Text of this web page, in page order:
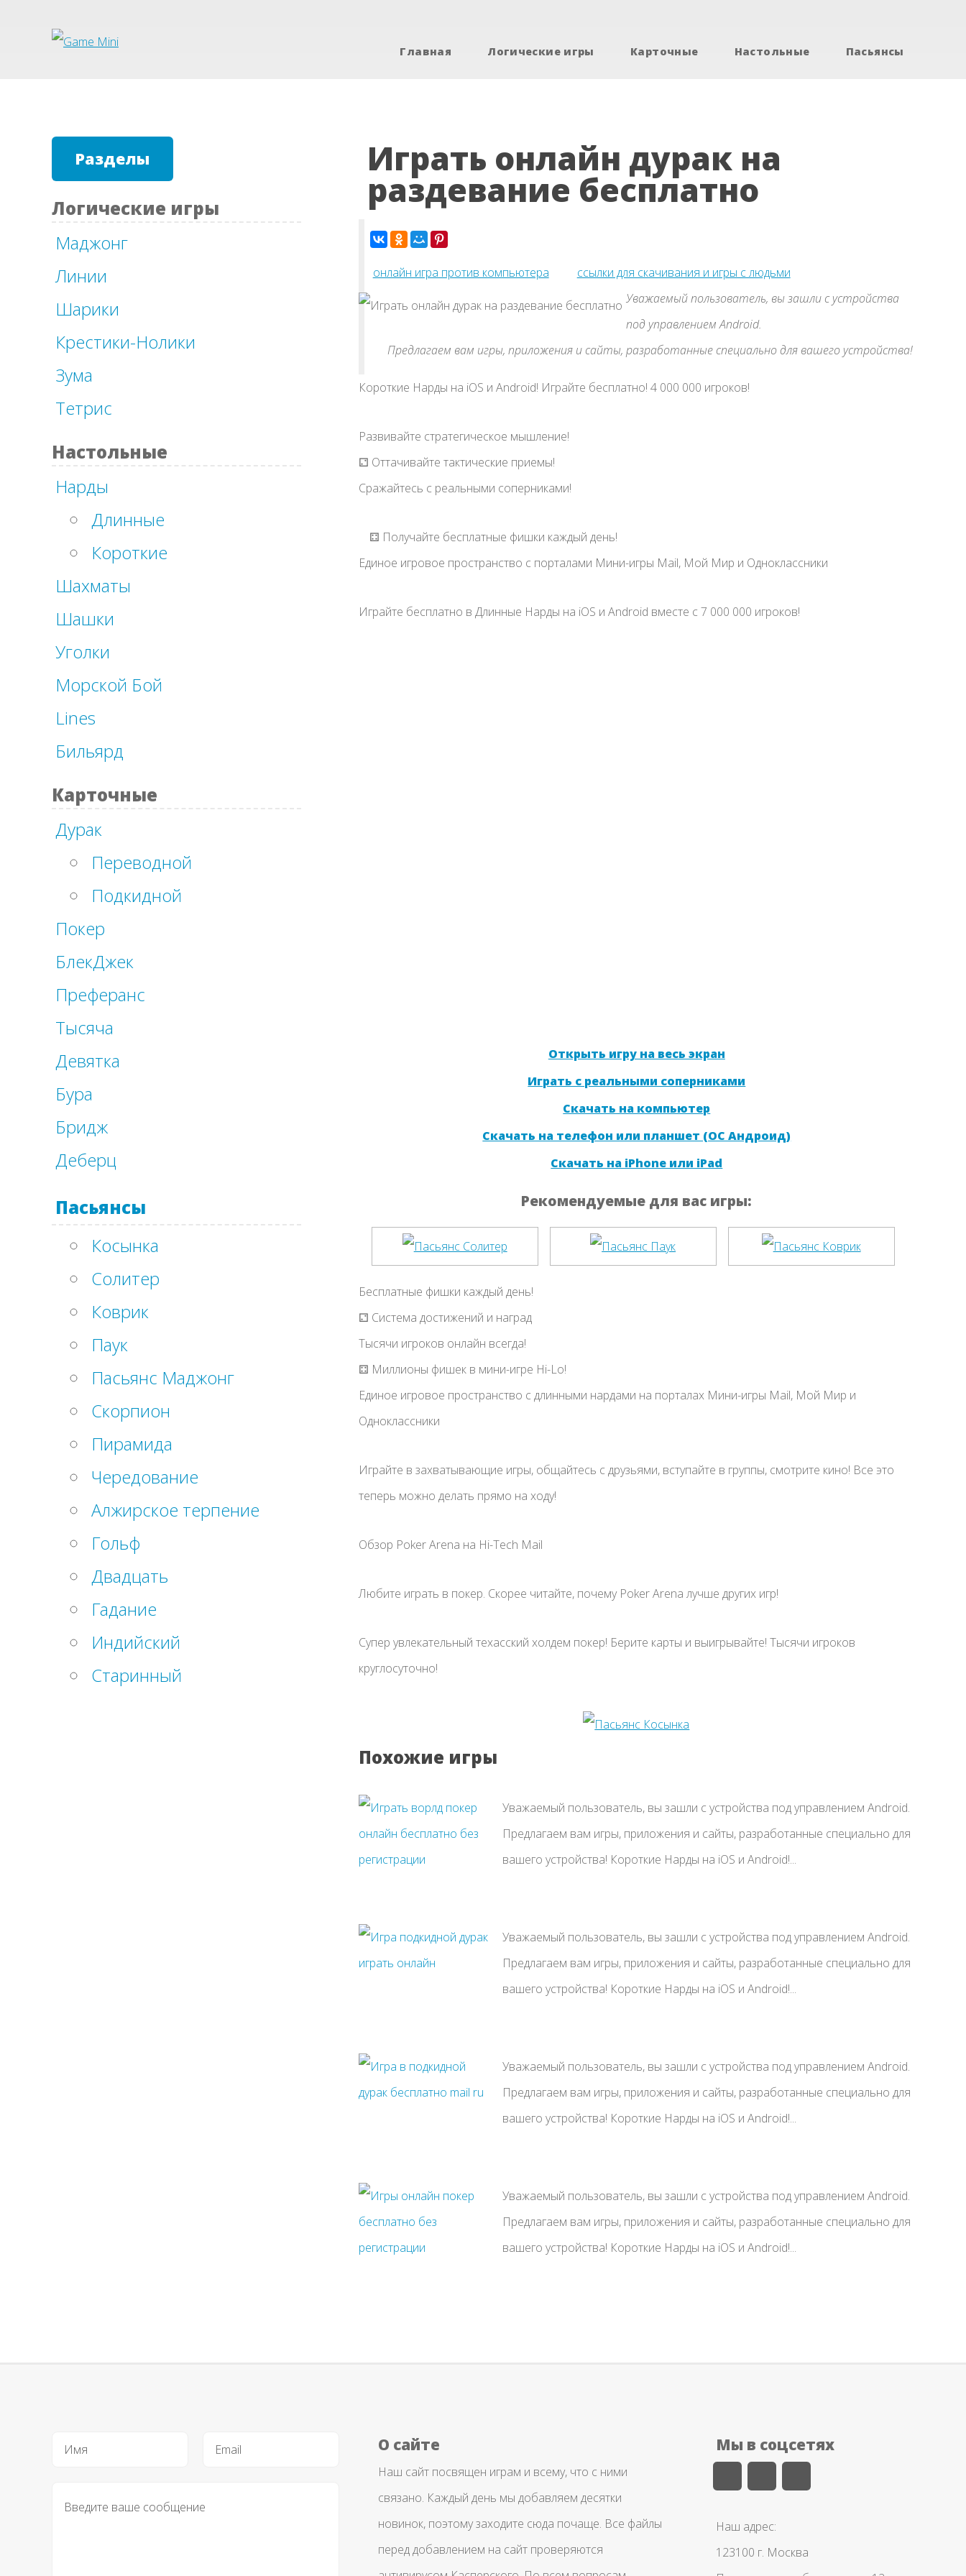
Главная Логические игры Карточные Настольные Пасьянсы
Разделы
Логические игры
Маджонг
Линии
Шарики
Крестики-Нолики
Зума
Тетрис
Настольные
Нарды
Длинные
Короткие
Шахматы
Шашки
Уголки
Морской Бой
Lines
Бильярд
Карточные
Дурак
Переводной
Подкидной
Покер
БлекДжек
Преферанс
Тысяча
Девятка
Бура
Бридж
Деберц
Пасьянсы
Косынка
Солитер
Коврик
Паук
Пасьянс Маджонг
Скорпион
Пирамида
Чередование
Алжирское терпение
Гольф
Двадцать
Гадание
Индийский
Старинный
Играть онлайн дурак на
раздевание бесплатно
онлайн игра против компьютера
ссылки для скачивания и игры с людьми
Уважаемый пользователь, вы зашли с устройства
под управлением Android.
Предлагаем вам игры, приложения и сайты, разработанные специально для вашего устройства!
Короткие Нарды на iOS и Android! Играйте бесплатно! 4 000 000 игроков!
Развивайте стратегическое мышление!
⚁ Оттачивайте тактические приемы!
Сражайтесь с реальными соперниками!
⚃ Получайте бесплатные фишки каждый день!
Единое игровое пространство с порталами Мини-игры Mail, Мой Мир и Одноклассники
Играйте бесплатно в Длинные Нарды на iOS и Android вместе с 7 000 000 игроков!
Открыть игру на весь экран
Играть с реальными соперниками
Скачать на компьютер
Скачать на телефон или планшет (ОС Андроид)
Скачать на iPhone или iPad
Рекомендуемые для вас игры:
Бесплатные фишки каждый день!
⚁ Система достижений и наград
Тысячи игроков онлайн всегда!
⚃ Миллионы фишек в мини-игре Hi-Lo!
Единое игровое пространство с длинными нардами на порталах Мини-игры Mail, Мой Мир и
Одноклассники
Играйте в захватывающие игры, общайтесь с друзьями, вступайте в группы, смотрите кино! Все это
теперь можно делать прямо на ходу!
Обзор Poker Arena на Hi-Tech Mail
Любите играть в покер. Скорее читайте, почему Poker Arena лучше других игр!
Супер увлекательный техасский холдем покер! Берите карты и выигрывайте! Тысячи игроков
круглосуточно!
Похожие игры
Уважаемый пользователь, вы зашли с устройства под управлением Android.
Предлагаем вам игры, приложения и сайты, разработанные специально для
вашего устройства! Короткие Нарды на iOS и Android!...
Уважаемый пользователь, вы зашли с устройства под управлением Android.
Предлагаем вам игры, приложения и сайты, разработанные специально для
вашего устройства! Короткие Нарды на iOS и Android!...
Уважаемый пользователь, вы зашли с устройства под управлением Android.
Предлагаем вам игры, приложения и сайты, разработанные специально для
вашего устройства! Короткие Нарды на iOS и Android!...
Уважаемый пользователь, вы зашли с устройства под управлением Android.
Предлагаем вам игры, приложения и сайты, разработанные специально для
вашего устройства! Короткие Нарды на iOS и Android!...
О сайте
Наш сайт посвящен играм и всему, что с ними
связано. Каждый день мы добавляем десятки
новинок, поэтому заходите сюда почаще. Все файлы
перед добавлением на сайт проверяются
Мы в соцсетях
Наш адрес:
123100 г. Москва